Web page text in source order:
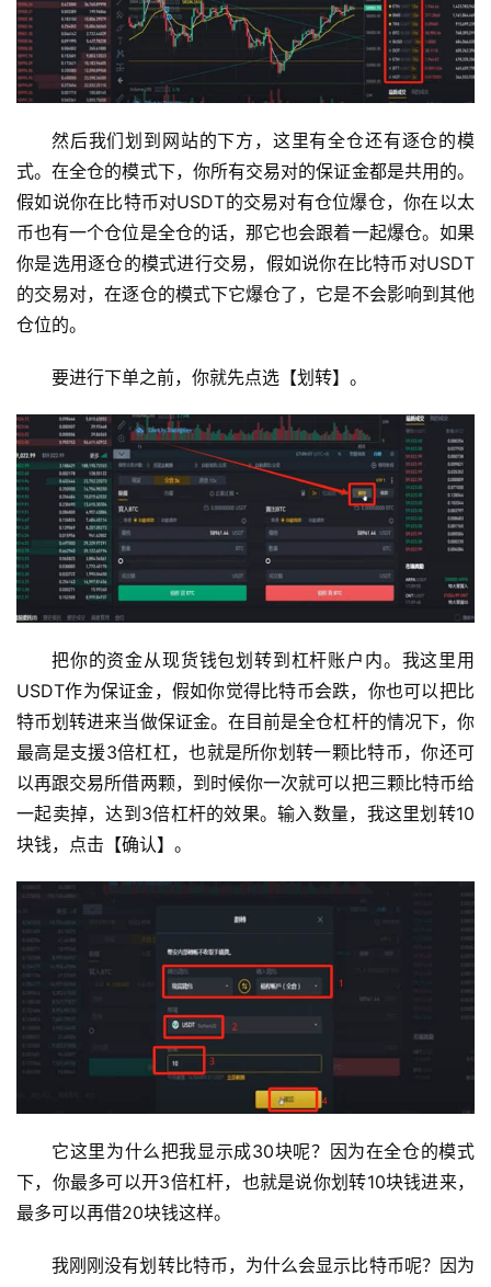
然后我们划到网站的下方，这里有全仓还有逐仓的模
式。在全仓的模式下，你所有交易对的保证金都是共用的。
假如说你在比特币对USDT的交易对有仓位爆仓，你在以太
币也有一个仓位是全仓的话，那它也会跟着一起爆仓。如果
你是选用逐仓的模式进行交易，假如说你在比特币对USDT
的交易对，在逐仓的模式下它爆仓了，它是不会影响到其他
仓位的。
要进行下单之前，你就先点选【划转】。
把你的资金从现货钱包划转到杠杆账户内。我这里用
USDT作为保证金，假如你觉得比特币会跌，你也可以把比
特币划转进来当做保证金。在目前是全仓杠杆的情况下，你
最高是支援3倍杠杠，也就是所你划转一颗比特币，你还可
以再跟交易所借两颗，到时候你一次就可以把三颗比特币给
一起卖掉，达到3倍杠杆的效果。输入数量，我这里划转10
块钱，点击【确认】。
它这里为什么把我显示成30块呢？因为在全仓的模式
下，你最多可以开3倍杠杆，也就是说你划转10块钱进来，
最多可以再借20块钱这样。
我刚刚没有划转比特币，为什么会显示比特币呢？因为